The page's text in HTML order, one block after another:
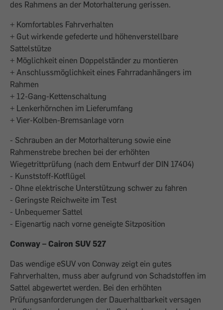
des Rahmens an der Motorhalterung gerissen.
+ Komfortables Fahrverhalten
+ Gut wirkende gefederte und höhenverstellbare
Sattelstütze
+ Möglichkeit einen Doppelständer zu montieren
+ Anschlussmöglichkeit eines Fahrradanhängers im
Rahmen
+ 12-Gang-Kettenschaltung
+ Lenkerhörnchen im Lieferumfang
+ Vier-Kolben-Bremsanlage vorn
- Schrauben an der Motorhalterung sowie eine
Rahmenstrebe brechen bei der erhöhten
Wiegetrittprüfung (nach dem Entwurf der DIN 17404)
- Kunststoff-Kotflügel
- Ohne elektrische Unterstützung schwer zu fahren
- Geringste Reichweite im Test
- Unbequemer Sattel
- Eigenartig nach vorne geneigte Sitzposition
Conway – Cairon SUV 527
Das wendige eSUV von Conway zeigt ein gutes
Fahrverhalten, muss aber aufgrund von Schadstoffen im
Sattel abgewertet werden. Bei den erhöhten
Prüfungsanforderungen der Dauerhaltbarkeit versagen